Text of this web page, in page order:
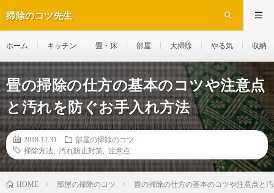
掃除のコツ先生
ホーム キッチン 畳・床 部屋 大掃除 やる気 収納
畳の掃除の仕方の基本のコツや注意点
と汚れを防ぐお手入れ方法
2018.12.31
部屋の掃除のコツ
掃除方法
汚れ防止対策 注意点
HOME 部屋の掃除のコツ 畳の掃除の仕方の基本のコツや注意点と